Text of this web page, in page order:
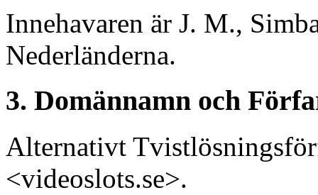
Innehavaren är J. M.,
Nederländerna.
3. Domännamn och
Alternativt
<videoslots.se>.